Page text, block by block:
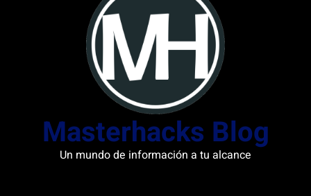
Masterhacks Blog
Un mundo de información a tu alcance